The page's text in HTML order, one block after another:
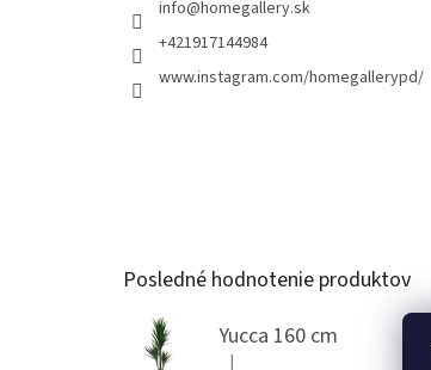
info@homegallery.sk
+421917144984
www.instagram.com/homegallerypd/
Posledné hodnotenie produktov
Yucca 160 cm
|